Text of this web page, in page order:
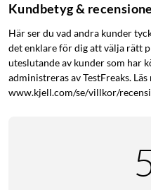
Logi Options+ för
Kan anslutas till upp
Logitechs Flow-teknik.
Ansluts trådlöst till din
Bolt-mottagaren.
Tillverkad av
Avlastar arm och
MX Ergo S är utformad för
Kundbetyg &
Här ser du vad andra kunder
det enklare för dig att välja rätt
uteslutande av kunder som har
administreras av TestFreaks.
www.kjell.com/se/villkor/